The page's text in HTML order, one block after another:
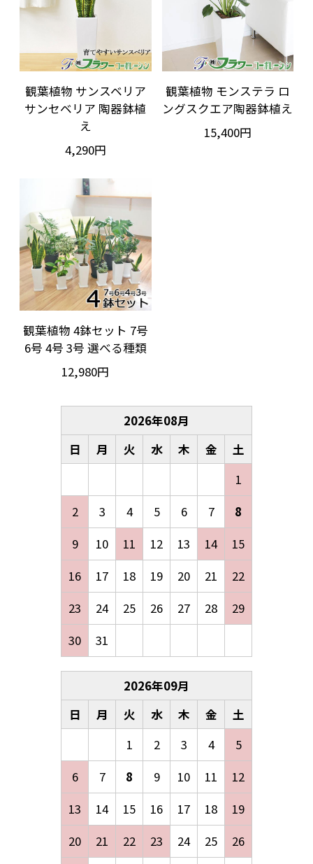
観葉植物 サンスベリア
サンセベリア 陶器鉢植
え
4,290円
観葉植物 モンステラ ロ
ングスクエア陶器鉢植え
15,400円
観葉植物 4鉢セット 7号
6号 4号 3号 選べる種類
12,980円
2026年08月
日
月 火 水 木 金
土
1
2
3 4 5 6 7
8
9
10 11 12 13 14
15
16
17 18 19 20 21
22
23
24 25 26 27 28
29
30
31
2026年09月
日
月 火 水 木 金
土
1
2 3 4
5
6
7 8 9 10 11
12
13
14 15 16 17 18
19
20
21 22 23 24 25
26